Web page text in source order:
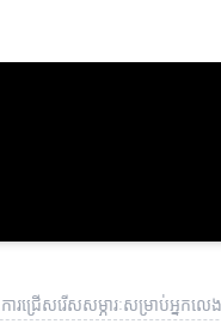
រើសរើសសម្ភារៈសម្រាប់អ្នកលេ